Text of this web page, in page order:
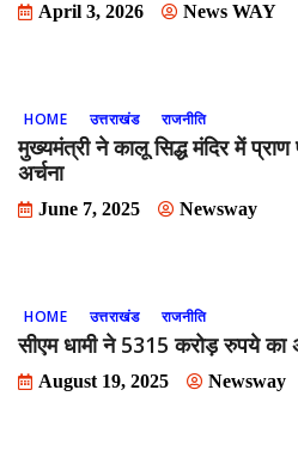
April 3, 2026 News WAY
HOME उत्तराखंड राजनीति
मुख्यमंत्री ने कालू सिद्ध मंदिर में प्राण
अर्चना
June 7, 2025 Newsway
HOME उत्तराखंड राजनीति
सीएम धामी ने 5315 करोड़ रुपये
August 19, 2025 Newsway